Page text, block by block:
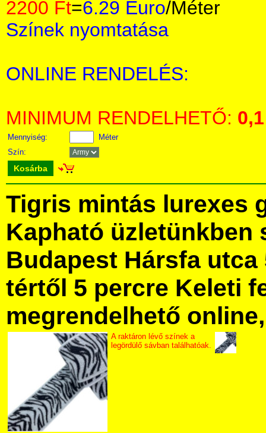
2200 Ft=6.29 Euro/Méter
Színek nyomtatása
ONLINE RENDELÉS:
MINIMUM RENDELHETŐ: 0,1
Mennyiség:
Méter
Szín:
Kosárba
Tigris mintás lurexes
Kapható üzletünkben
Budapest Hársfa utca
tértől 5 percre Keleti
megrendelhető
A raktáron lévő színek a
legördülő sávban találhatóak.